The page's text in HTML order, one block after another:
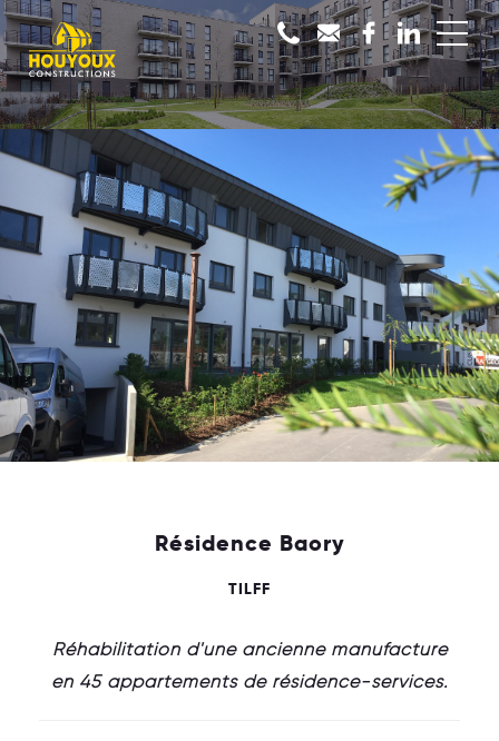
Résidence Baory
TILFF
Réhabilitation d'une ancienne manufacture
en 45 appartements de résidence-services.